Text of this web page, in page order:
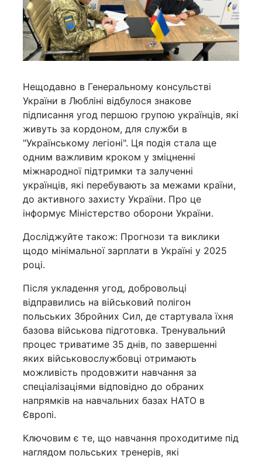
Нещодавно в Генеральному консульстві
України в Любліні відбулося знакове
підписання угод першою групою українців, які
живуть за кордоном, для служби в
"Українському легіоні". Ця подія стала ще
одним важливим кроком у зміцненні
міжнародної підтримки та залученні
українців, які перебувають за межами країни,
до активного захисту України. Про це
інформує Міністерство оборони України.
Досліджуйте також: Прогнози та виклики
щодо мінімальної зарплати в Україні у 2025
році.
Після укладення угод, добровольці
відправились на військовий полігон
польських Збройних Сил, де стартувала їхня
базова військова підготовка. Тренувальний
процес триватиме 35 днів, по завершенні
яких військовослужбовці отримають
можливість продовжити навчання за
спеціалізаціями відповідно до обраних
напрямків на навчальних базах НАТО в
Європі.
Ключовим є те, що навчання проходитиме під
наглядом польських тренерів, які